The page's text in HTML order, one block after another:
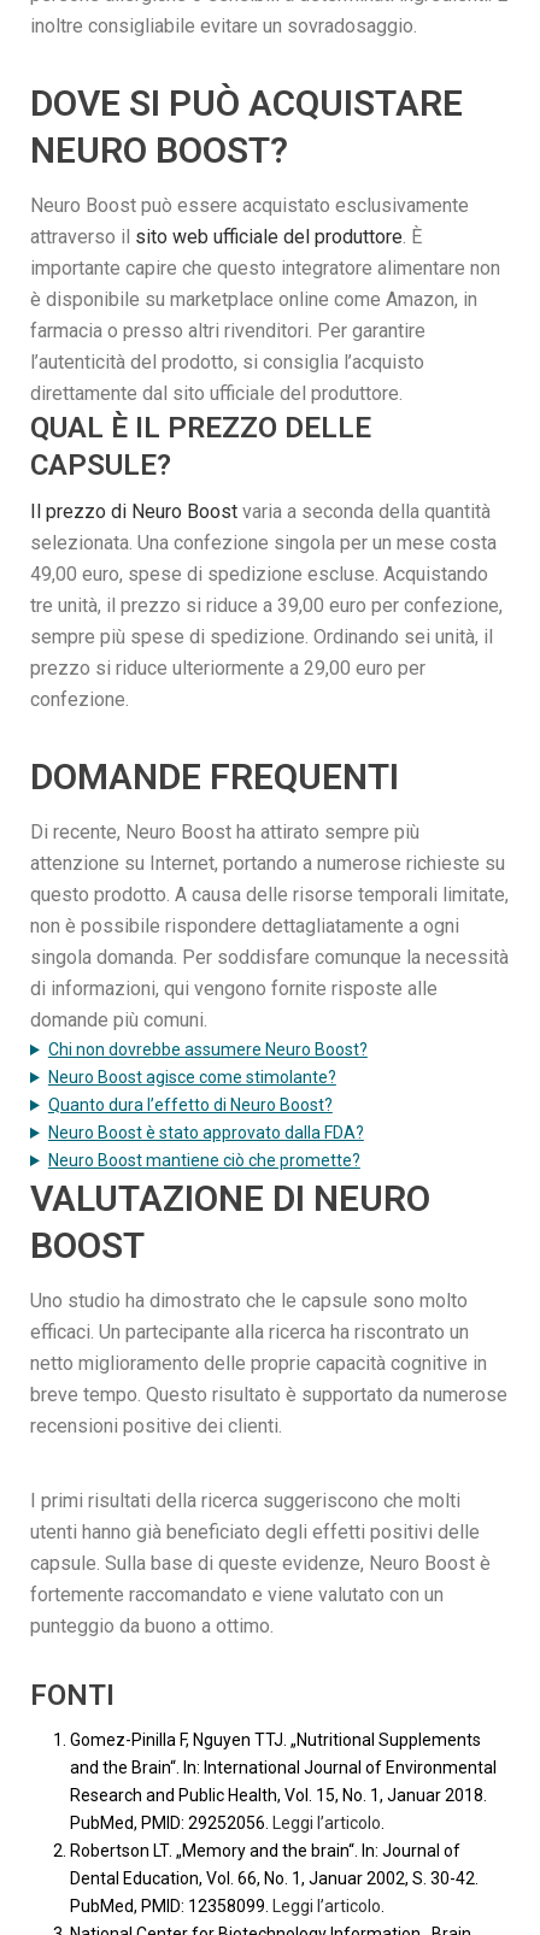
inoltre consigliabile evitare un sovradosaggio.
DOVE SI PUÒ ACQUISTARE
NEURO BOOST?
Neuro Boost può essere acquistato esclusivamente
attraverso il sito web ufficiale del produttore. È
importante capire che questo integratore alimentare non
è disponibile su marketplace online come Amazon, in
farmacia o presso altri rivenditori. Per garantire
l’autenticità del prodotto, si consiglia l’acquisto
direttamente dal sito ufficiale del produttore.
QUAL È IL PREZZO DELLE
CAPSULE?
Il prezzo di Neuro Boost varia a seconda della quantità
selezionata. Una confezione singola per un mese costa
49,00 euro, spese di spedizione escluse. Acquistando
tre unità, il prezzo si riduce a 39,00 euro per confezione,
sempre più spese di spedizione. Ordinando sei unità, il
prezzo si riduce ulteriormente a 29,00 euro per
confezione.
DOMANDE FREQUENTI
Di recente, Neuro Boost ha attirato sempre più
attenzione su Internet, portando a numerose richieste su
questo prodotto. A causa delle risorse temporali limitate,
non è possibile rispondere dettagliatamente a ogni
singola domanda. Per soddisfare comunque la necessità
di informazioni, qui vengono fornite risposte alle
domande più comuni.
Chi non dovrebbe assumere Neuro Boost?
Neuro Boost agisce come stimolante?
Quanto dura l’effetto di Neuro Boost?
Neuro Boost è stato approvato dalla FDA?
Neuro Boost mantiene ciò che promette?
VALUTAZIONE DI NEURO
BOOST
Uno studio ha dimostrato che le capsule sono molto
efficaci. Un partecipante alla ricerca ha riscontrato un
netto miglioramento delle proprie capacità cognitive in
breve tempo. Questo risultato è supportato da numerose
recensioni positive dei clienti.
I primi risultati della ricerca suggeriscono che molti
utenti hanno già beneficiato degli effetti positivi delle
capsule. Sulla base di queste evidenze, Neuro Boost è
fortemente raccomandato e viene valutato con un
punteggio da buono a ottimo.
FONTI
Gomez-Pinilla F, Nguyen TTJ. „Nutritional Supplements
and the Brain“. In: International Journal of Environmental
Research and Public Health, Vol. 15, No. 1, Januar 2018.
PubMed, PMID: 29252056.
Leggi l’articolo
Robertson LT. „Memory and the brain“. In: Journal of
Dental Education, Vol. 66, No. 1, Januar 2002, S. 30-42.
PubMed, PMID: 12358099.
Leggi l’articolo